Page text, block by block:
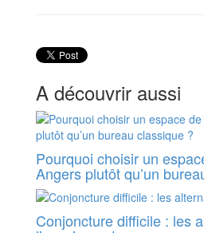
A découvrir aussi
Pourquoi choisir un
Angers plutôt qu’un
Conjoncture difficile : les